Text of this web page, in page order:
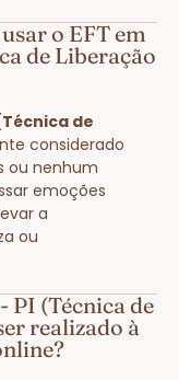
o EFT em
de Liberação
de
considerado
ou nenhum
emoções
a
ou
PI (Técnica de
realizado à